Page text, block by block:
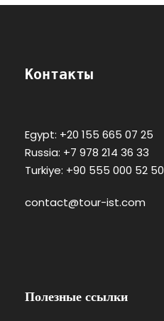
Контакты
Egypt: +20 155 665 07 25
Russia: +7 978 214 36 33
Turkiye: +90 555 000 52 50
contact@tour-ist.com
Полезные ссылки